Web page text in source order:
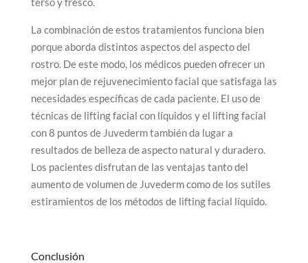
La combinación de estos tratamientos funciona bien
porque aborda distintos aspectos del aspecto del
rostro. De este modo, los médicos pueden ofrecer un
mejor plan de rejuvenecimiento facial que satisfaga las
necesidades específicas de cada paciente. El uso de
técnicas de lifting facial con líquidos y el lifting facial
con 8 puntos de Juvederm también da lugar a
resultados de belleza de aspecto natural y duradero.
Los pacientes disfrutan de las ventajas tanto del
aumento de volumen de Juvederm como de los sutiles
estiramientos de los métodos de lifting facial líquido.
Conclusión